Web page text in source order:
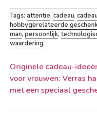
Tags: attentie, cadeau,
hobbygerelateerde
man, persoonlijk,
waardering
Berichtnavigatie
Originele cadeau-
voor vrouwen: Verras
met een speciaal